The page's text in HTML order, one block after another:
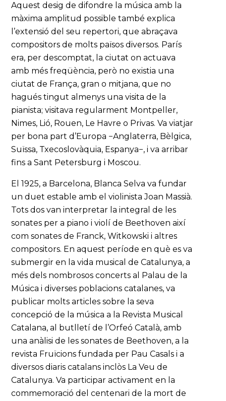
Aquest desig de difondre la música amb la
màxima amplitud possible també explica
l’extensió del seu repertori, que abraçava
compositors de molts països diversos. París
era, per descomptat, la ciutat on actuava
amb més freqüència, però no existia una
ciutat de França, gran o mitjana, que no
hagués tingut almenys una visita de la
pianista; visitava regularment Montpeller,
Nimes, Lió, Rouen, Le Havre o Privas. Va viatjar
per bona part d’Europa −Anglaterra, Bèlgica,
Suïssa, Txecoslovàquia, Espanya−, i va arribar
fins a Sant Petersburg i Moscou.
El 1925, a Barcelona, Blanca Selva va fundar
un duet estable amb el violinista Joan Massià.
Tots dos van interpretar la integral de les
sonates per a piano i violí de Beethoven així
com sonates de Franck, Witkowski i altres
compositors. En aquest període en què es va
submergir en la vida musical de Catalunya, a
més dels nombrosos concerts al Palau de la
Música i diverses poblacions catalanes, va
publicar molts articles sobre la seva
concepció de la música a la Revista Musical
Catalana, al butlletí de l’Orfeó Català, amb
una anàlisi de les sonates de Beethoven, a la
revista Fruïcions fundada per Pau Casals i a
diversos diaris catalans inclòs La Veu de
Catalunya. Va participar activament en la
commemoració del centenari de la mort de